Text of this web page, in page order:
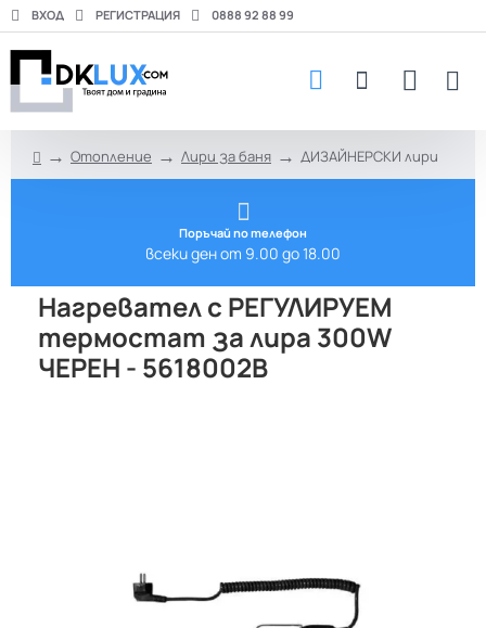
ВХОД РЕГИСТРАЦИЯ 0888 92 88 99
Отопление Лири за баня ДИЗАЙНЕРСКИ лири
Поръчай по телефон
всеки ден от 9.00 до 18.00
Нагревател с РЕГУЛИРУЕМ
термостат за лира 300W
ЧЕРЕН - 5618002B